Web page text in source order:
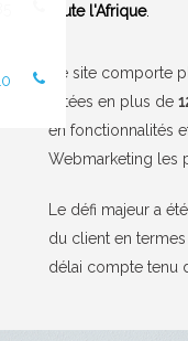
toute l'Afrique.
Ce site comporte
listées en plus de
en fonctionnalités
Webmarketing les
Le défi majeur a
du client en
délai compte tenu